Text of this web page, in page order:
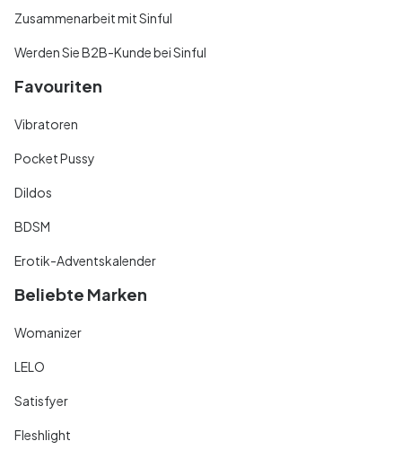
Zusammenarbeit mit Sinful
Werden Sie B2B-Kunde bei Sinful
Favouriten
Vibratoren
Pocket Pussy
Dildos
BDSM
Erotik-Adventskalender
Beliebte Marken
Womanizer
LELO
Satisfyer
Fleshlight